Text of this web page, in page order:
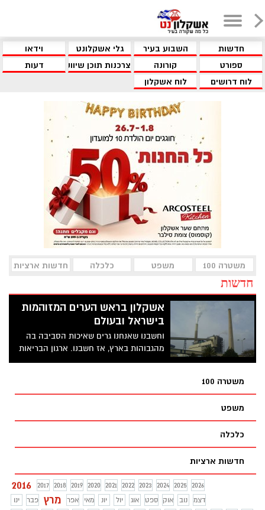
חדשות השבוע בעיר גלי אשקלונט
וידאו
ספורט
קורונה צרכנות תוכן שיווקי
דעות
לוח דרושים
לוח אשקלון
משטרה 100 משפט כלכלה חדשות ארציות
חדשות
אשקלון בראש הערים המזוהמות
בישראל ובעולם
וחשבנו שאנחנו גרים שאיכות הסביבה בה
מהגבוהות בארץ, אז חשבנו. ארגון הבריאות
העולמי קובע שגם מודיעין בקטגוריה זו מתוך
משטרה 100
משפט
כלכלה
חדשות ארציות
2016 2017 2018 2019 2020 2021 2022 2023 2024 2025
2026
ינו
פבר מרץ אפר מאי יונ יול אוג ספט אוק נוב
דצמ